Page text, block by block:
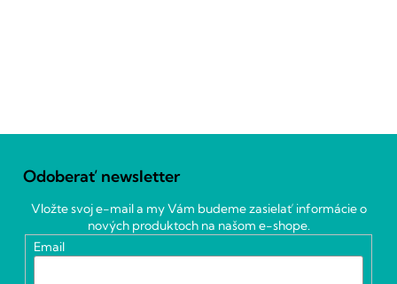
Odoberať newsletter
Vložte svoj e-mail a my Vám budeme zasielať informácie o
nových produktoch na našom e-shope.
Email